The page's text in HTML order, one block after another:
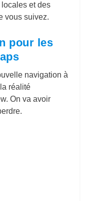
et des
vous suivez.
pour les
navigation à
réalité
On va avoir